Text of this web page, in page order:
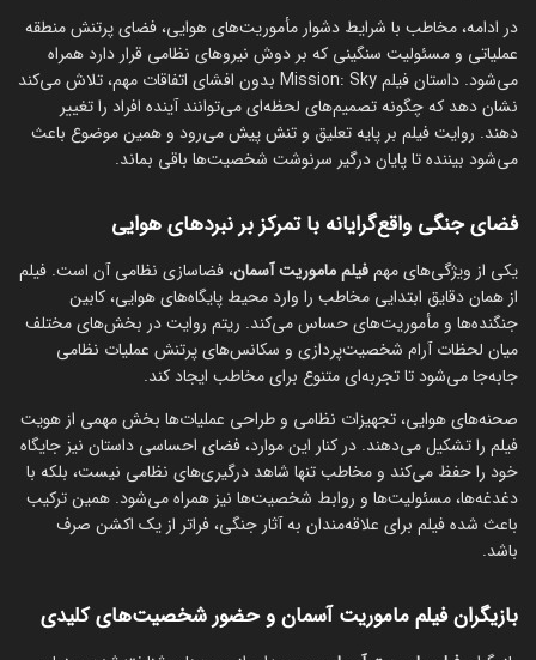
در ادامه، مخاطب با شرایط دشوار مأموریت‌های هوایی، فضای پرتنش منطقه
عملیاتی و مسئولیت سنگینی که بر دوش نیروهای نظامی قرار دارد همراه
می‌شود. داستان فیلم Mission: Sky بدون افشای اتفاقات مهم، تلاش می‌کند
نشان دهد که چگونه تصمیم‌های لحظه‌ای می‌توانند آینده افراد را تغییر
دهند. روایت فیلم بر پایه تعلیق و تنش پیش می‌رود و همین موضوع باعث
می‌شود بیننده تا پایان درگیر سرنوشت شخصیت‌ها باقی بماند.
فضای جنگی واقع‌گرایانه با تمرکز بر نبردهای هوایی
یکی از ویژگی‌های مهمفیلم ماموریت آسمان، فضاسازی نظامی آن است. فیلم
از همان دقایق ابتدایی مخاطب را وارد محیط پایگاه‌های هوایی، کابین
جنگنده‌ها و مأموریت‌های حساس می‌کند. ریتم روایت در بخش‌های مختلف
میان لحظات آرام شخصیت‌پردازی و سکانس‌های پرتنش عملیات نظامی
جابه‌جا می‌شود تا تجربه‌ای متنوع برای مخاطب ایجاد کند.
صحنه‌های هوایی، تجهیزات نظامی و طراحی عملیات‌ها بخش مهمی از هویت
فیلم را تشکیل می‌دهند. در کنار این موارد، فضای احساسی داستان نیز جایگاه
خود را حفظ می‌کند و مخاطب تنها شاهد درگیری‌های نظامی نیست، بلکه با
دغدغه‌ها، مسئولیت‌ها و روابط شخصیت‌ها نیز همراه می‌شود. همین ترکیب
باعث شده فیلم برای علاقه‌مندان به آثار جنگی، فراتر از یک اکشن صرف
باشد.
بازیگران فیلم ماموریت آسمان و حضور شخصیت‌های کلیدی